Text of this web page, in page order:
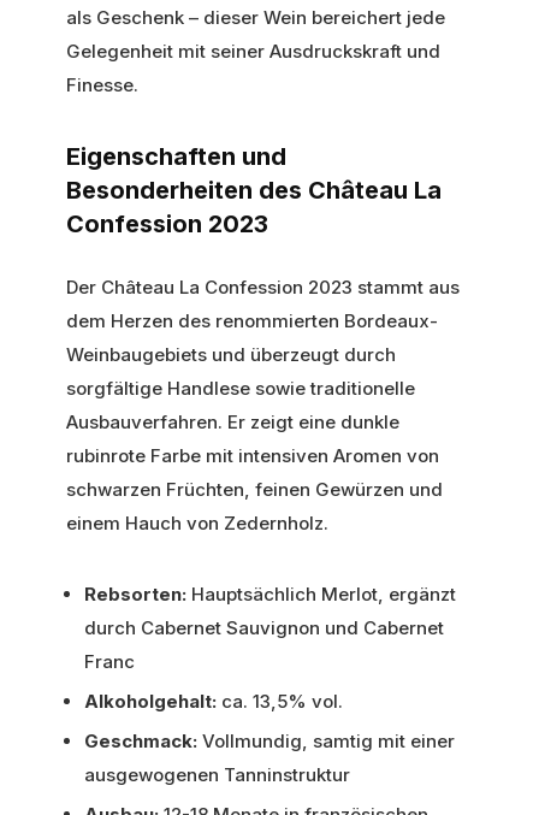
als Geschenk – dieser Wein bereichert jede
Gelegenheit mit seiner Ausdruckskraft und
Finesse.
Eigenschaften und
Besonderheiten des Château La
Confession 2023
Der Château La Confession 2023 stammt aus
dem Herzen des renommierten Bordeaux-
Weinbaugebiets und überzeugt durch
sorgfältige Handlese sowie traditionelle
Ausbauverfahren. Er zeigt eine dunkle
rubinrote Farbe mit intensiven Aromen von
schwarzen Früchten, feinen Gewürzen und
einem Hauch von Zedernholz.
Rebsorten: Hauptsächlich Merlot, ergänzt
durch Cabernet Sauvignon und Cabernet
Franc
Alkoholgehalt: ca. 13,5% vol.
Geschmack: Vollmundig, samtig mit einer
ausgewogenen Tanninstruktur